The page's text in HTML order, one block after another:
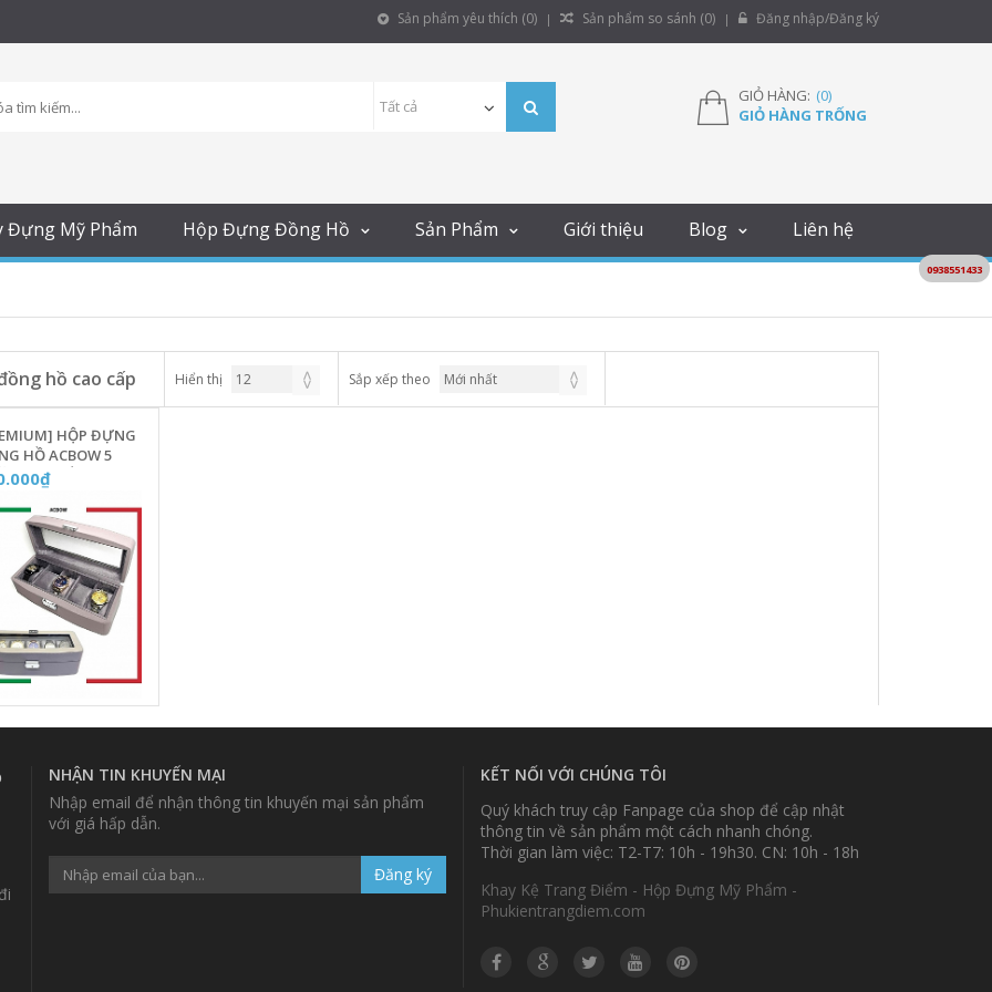
Sản phẩm yêu thích (0) Sản phẩm so sánh (0) Đăng nhập/Đăng ký
GIỎ HÀNG: (0)
GIỎ HÀNG TRỐNG
Đựng Mỹ Phẩm Hộp Đựng Đồng Hồ Sản Phẩm Giới thiệu Blog Liên hệ
hồ cao cấp Hiển thị Sắp xếp theo
HỘP ĐỰNG
HỒ ACBOW 5
CAO CẤP [MÀU
NHẠT] - MÃ P05G
NHẬN TIN KHUYẾN MẠI
Nhập email để nhận thông tin khuyến mại sản phẩm
với giá hấp dẫn.
Đăng ký
KẾT NỐI VỚI CHÚNG TÔI
Quý khách truy cập Fanpage của shop để cập nhật
thông tin về sản phẩm một cách nhanh chóng.
Thời gian làm việc: T2-T7: 10h - 19h30. CN: 10h - 18h
Khay Kệ Trang Điểm - Hộp Đựng Mỹ Phẩm -
Phukientrangdiem.com
0938551433